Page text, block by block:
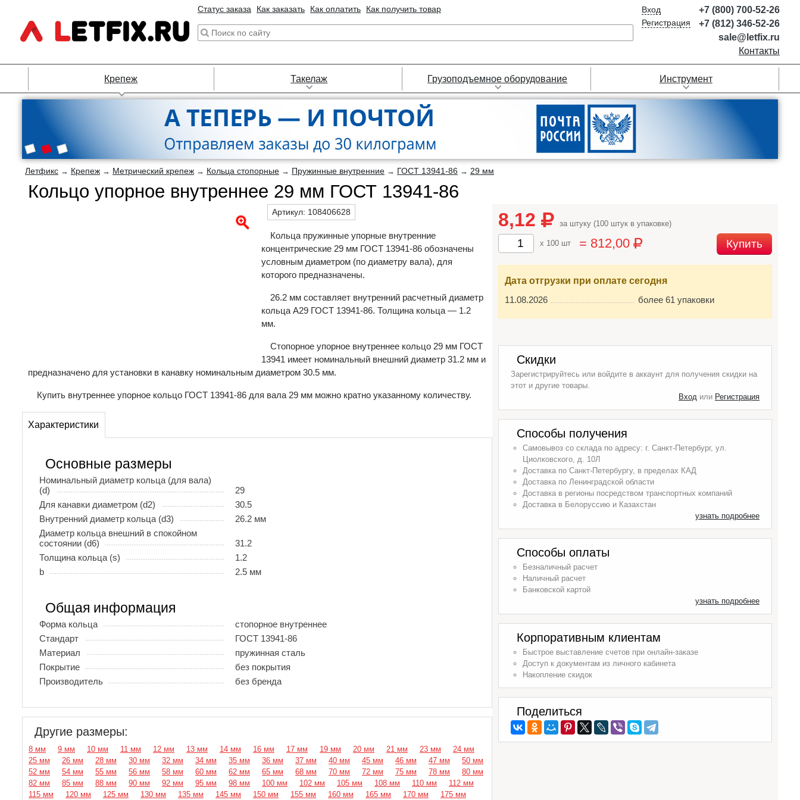
Статус заказа Как заказать Как оплатить Как получить товар
Вход
Регистрация
+7 (800) 700-52-26
+7 (812) 346-52-26
sale@letfix.ru
Контакты
Крепеж Такелаж Грузоподъемное оборудование Инструмент
Летфикс → Крепеж → Метрический крепеж → Кольца стопорные → Пружинные внутренние → ГОСТ 13941-86 → 29 мм
Кольцо упорное внутреннее 29 мм ГОСТ 13941-86
Артикул: 108406628
Кольца пружинные упорные внутренние
концентрические 29 мм ГОСТ 13941-86 обозначены
условным диаметром (по диаметру вала), для
которого предназначены.
26.2 мм составляет внутренний расчетный диаметр
кольца А29 ГОСТ 13941-86. Толщина кольца — 1.2
мм.
Стопорное упорное внутреннее кольцо 29 мм ГОСТ
13941 имеет номинальный внешний диаметр 31.2 мм и
предназначено для установки в канавку номинальным диаметром 30.5 мм.
Купить внутреннее упорное кольцо ГОСТ 13941-86 для вала 29 мм можно кратно указанному количеству.
Характеристики
Основные размеры
Номинальный диаметр кольца (для вала)
(d)
29
Для канавки диаметром (d2)
30.5
Внутренний диаметр кольца (d3)
26.2 мм
Диаметр кольца внешний в спокойном
состоянии (d6)
31.2
Толщина кольца (s)
1.2
b
2.5 мм
Общая информация
Форма кольца
стопорное внутреннее
Стандарт
ГОСТ 13941-86
Материал
пружинная сталь
Покрытие
без покрытия
Производитель
без бренда
Другие размеры:
8 мм 9 мм 10 мм 11 мм 12 мм 13 мм 14 мм 16 мм 17 мм 19 мм 20 мм 21 мм 23 мм
24 мм
25 мм
26 мм 28 мм 30 мм 32 мм 34 мм 35 мм 36 мм 37 мм 40 мм 45 мм 46 мм 47 мм
50 мм
52 мм
54 мм 55 мм 56 мм 58 мм 60 мм 62 мм 65 мм 68 мм 70 мм 72 мм 75 мм 78 мм
80 мм
82 мм
85 мм 88 мм 90 мм 92 мм 95 мм 98 мм 100 мм 102 мм 105 мм 108 мм 110 мм
112 мм
115 мм
120 мм 125 мм 130 мм 135 мм 145 мм 150 мм 155 мм 160 мм 165 мм 170 мм 175 мм
8,12 за штуку (100 штук в упаковке)
x 100 шт = 812,00 Купить
Дата отгрузки при оплате сегодня
11.08.2026
более 61 упаковки
Скидки
Зарегистрируйтесь или войдите в аккаунт для получения скидки на
этот и другие товары.
Вход или Регистрация
Способы получения
Самовывоз со склада по адресу: г. Санкт-Петербург, ул.
Циолковского, д. 10Л
Доставка по Санкт-Петербургу, в пределах КАД
Доставка по Ленинградской области
Доставка в регионы посредством транспортных компаний
Доставка в Белоруссию и Казахстан
узнать подробнее
Способы оплаты
Безналичный расчет
Наличный расчет
Банковской картой
узнать подробнее
Корпоративным клиентам
Быстрое выставление счетов при онлайн-заказе
Доступ к документам из личного кабинета
Накопление скидок
Поделиться